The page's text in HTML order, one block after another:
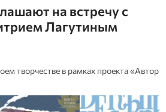
на встречу с
Лагутиным
творчестве в рамках проекта «Автор